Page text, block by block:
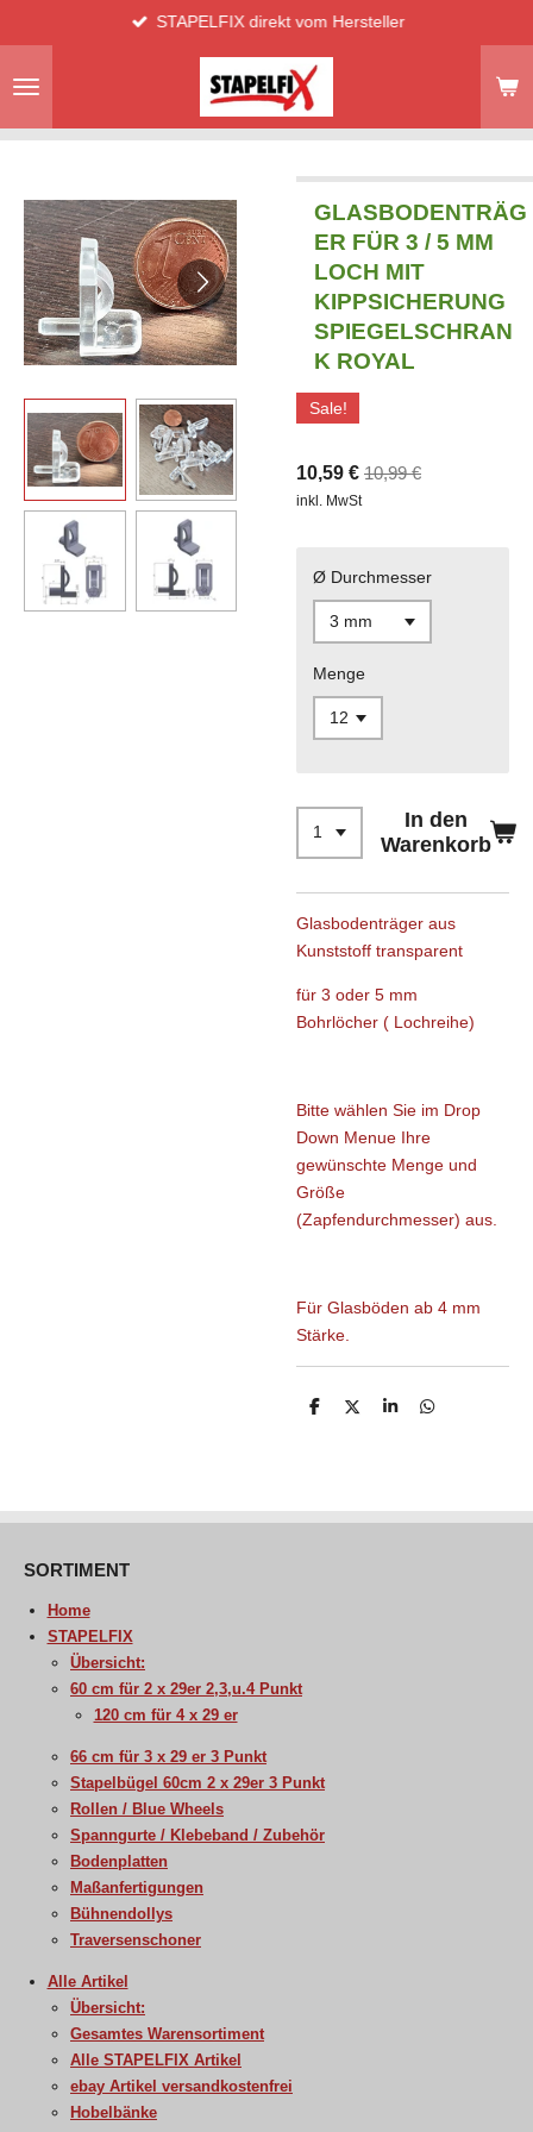
Hauptinhalt
springen
STAPELFIX direkt vom Hersteller
GLASBODENTRÄG
ER FÜR 3 / 5 MM
LOCH MIT
KIPPSICHERUNG
SPIEGELSCHRAN
K ROYAL
Sale!
10,59 € 10,99 €
inkl. MwSt
Ø Durchmesser
Menge
In den
Warenkorb
Glasbodenträger aus
Kunststoff transparent
für 3 oder 5 mm
Bohrlöcher ( Lochreihe)
Bitte wählen Sie im Drop
Down Menue Ihre
gewünschte Menge und
Größe
(Zapfendurchmesser) aus.
Für Glasböden ab 4 mm
Stärke.
T
T
T
T
SORTIMENT
Home
STAPELFIX
Übersicht:
60 cm für 2 x 29er 2,3,u.4 Punkt
120 cm für 4 x 29 er
66 cm für 3 x 29 er 3 Punkt
Stapelbügel 60cm 2 x 29er 3 Punkt
Rollen / Blue Wheels
Spanngurte / Klebeband / Zubehör
Bodenplatten
Maßanfertigungen
Bühnendollys
Traversenschoner
Alle Artikel
Übersicht:
Gesamtes Warensortiment
Alle STAPELFIX Artikel
ebay Artikel versandkostenfrei
Hobelbänke